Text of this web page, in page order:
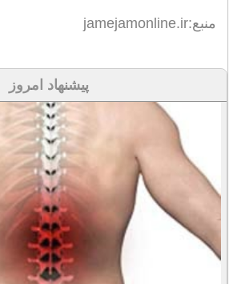
منبع:jamejamonline.ir
پیشنهاد امروز